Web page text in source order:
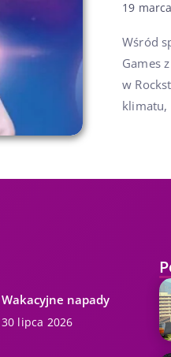
19
Wśród
Games
w
klimatu,
Wakacyjne napady
30 lipca 2026